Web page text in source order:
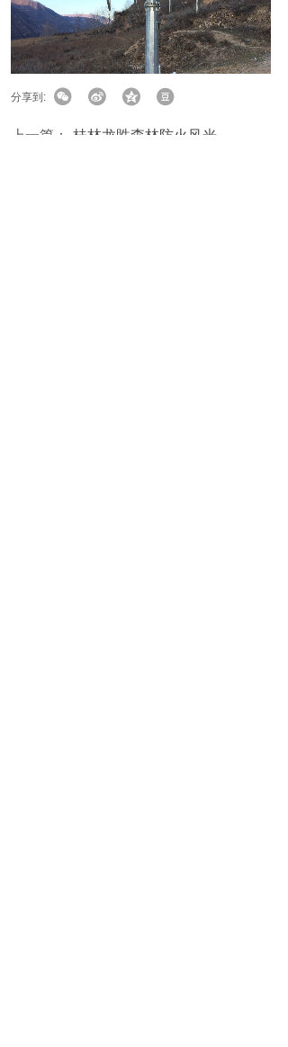
分享到:
上一篇：
桂林龙貹森林防火风光......